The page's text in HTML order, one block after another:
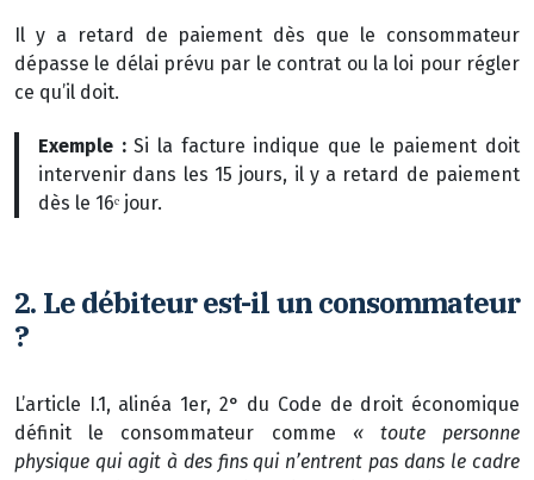
Il y a retard de paiement dès que le consommateur
dépasse le délai prévu par le contrat ou la loi pour régler
ce qu’il doit.
Exemple :Si la facture indique que le paiement doit
intervenir dans les 15 jours, il y a retard de paiement
dès le 16ᵉ jour.
2. Le débiteur est-il un consommateur
?
L’article I.1, alinéa 1er, 2° du Code de droit économique
définit le consommateur comme « toute personne
physique qui agit à des fins qui n’entrent pas dans le cadre